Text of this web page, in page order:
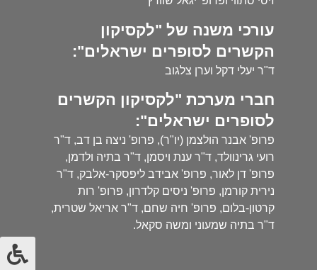
עורכי משנה של "לקסיקון
הקשרים לסופרים ישראלים":
ד"ר יעלי דקל וערן צלגוב
חברי מערכת "לקסיקון הקשרים
לסופרים ישראלים":
פרופ' אבנר הולצמן (יו"ר), פרופ' ניצה בן דב, ד"ר
רועי גרינוולד, ד"ר ענת ויסמן, ד"ר בתיה ולדמן,
פרופ' דן לאור, פרופ' אבידב ליפסקר-אלבק, ד"ר
נירית קורמן, פרופ' ניסים קלדרון, פרופ' רות
קרטון-בלום, פרופ' חיה שחם, ד"ר אריאל שטרית,
ד"ר בתיה שמעוני ומשה סקאל.